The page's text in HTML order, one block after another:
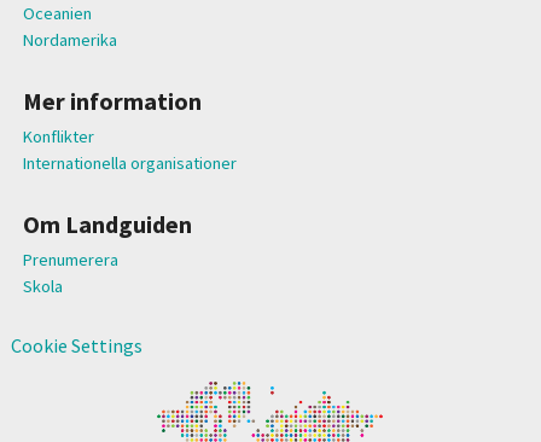
Oceanien
Nordamerika
Mer information
Konflikter
Internationella organisationer
Om Landguiden
Prenumerera
Skola
Cookie Settings